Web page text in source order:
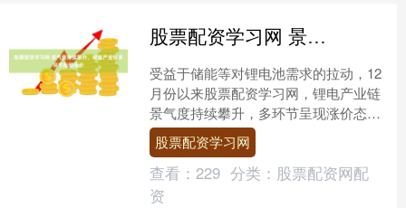
股票配资学习网 景气度持续攀升，锂电产业链多环节酝酿涨价
受益于储能等对锂电池需求的拉动，12
月份以来股票配资学习网，锂电产业链
景气度持续攀升，多环节呈现涨价态
势。电解液被视作“锂电池的血液”，直
接决定着电池的能量密度....
股票配资学习网
查看： 229 分类： 股票配资网配
资